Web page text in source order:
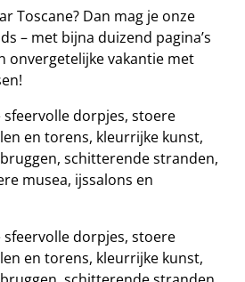
Toscane? Dan mag je onze
– met bijna duizend pagina’s
onvergetelijke vakantie met
dorpjes, stoere
en torens, kleurrijke kunst,
schitterende stranden,
musea, ijssalons en
dorpjes, stoere
en torens, kleurrijke kunst,